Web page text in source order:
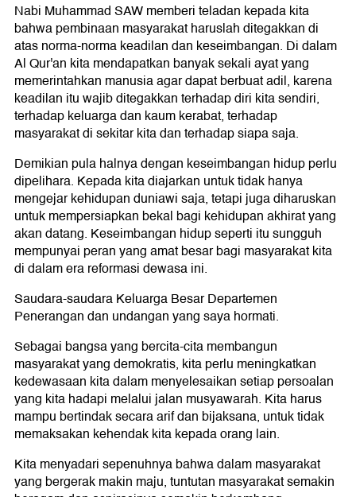
Nabi Muhammad SAW memberi teladan kepada kita
bahwa pembinaan masyarakat haruslah ditegakkan di
atas norma-norma keadilan dan keseimbangan. Di dalam
Al Qur'an kita mendapatkan banyak sekali ayat yang
memerintahkan manusia agar dapat berbuat adil, karena
keadilan itu wajib ditegakkan terhadap diri kita sendiri,
terhadap keluarga dan kaum kerabat, terhadap
masyarakat di sekitar kita dan terhadap siapa saja.
Demikian pula halnya dengan keseimbangan hidup perlu
dipelihara. Kepada kita diajarkan untuk tidak hanya
mengejar kehidupan duniawi saja, tetapi juga diharuskan
untuk mempersiapkan bekal bagi kehidupan akhirat yang
akan datang. Keseimbangan hidup seperti itu sungguh
mempunyai peran yang amat besar bagi masyarakat kita
di dalam era reformasi dewasa ini.
Saudara-saudara Keluarga Besar Departemen
Penerangan dan undangan yang saya hormati.
Sebagai bangsa yang bercita-cita membangun
masyarakat yang demokratis, kita perlu meningkatkan
kedewasaan kita dalam menyelesaikan setiap persoalan
yang kita hadapi melalui jalan musyawarah. Kita harus
mampu bertindak secara arif dan bijaksana, untuk tidak
memaksakan kehendak kita kepada orang lain.
Kita menyadari sepenuhnya bahwa dalam masyarakat
yang bergerak makin maju, tuntutan masyarakat semakin